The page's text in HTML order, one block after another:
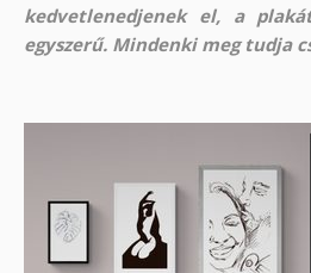
kedvetlenedjenek el, a
egyszerű. Mindenki meg tudja